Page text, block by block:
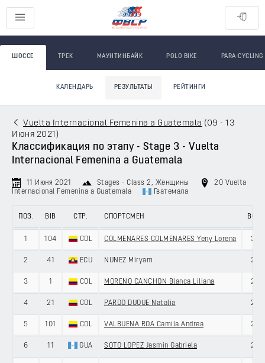
ШОССЕ ТРЕК МАУНТИНБАЙК POLO BIKE PARA-CYCLING
КАЛЕНДАРЬ РЕЗУЛЬТАТЫ РЕЙТИНГИ
Vuelta Internacional Femenina a Guatemala ( 09 - 13
Июня 2021 )
Классификация по этапу - Stage 3 - Vuelta
Internacional Femenina a Guatemala
11 Июня 2021 Stages - Class 2 , Женщины
20 Vuelta
Internacional Femenina a Guatemala
Гватемала
ПОЗ. BIB СТР. СПОРТСМЕН ВОЗ.
1 104 COL COLMENARES COLMENARES Yeny Lorena 30
2 41 ECU NUNEZ Miryam 27
3 1 COL MORENO CANCHON Blanca Liliana 29
4 21 COL PARDO DUQUE Natalia 28
5 101 COL VALBUENA ROA Camila Andrea 24
6 11 GUA SOTO LOPEZ Jasmin Gabriela 28